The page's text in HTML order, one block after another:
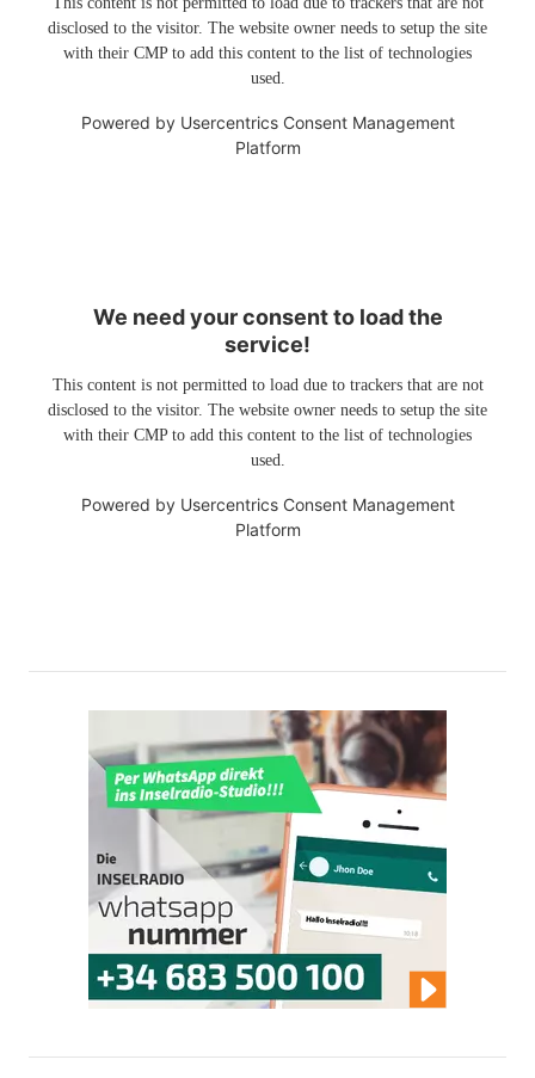
disclosed to the visitor. The website owner needs to setup the site
with their CMP to add this content to the list of technologies
used.
Powered by Usercentrics Consent Management
Platform
We need your consent to load the
service!
This content is not permitted to load due to trackers that are not
disclosed to the visitor. The website owner needs to setup the site
with their CMP to add this content to the list of technologies
used.
Powered by Usercentrics Consent Management
Platform